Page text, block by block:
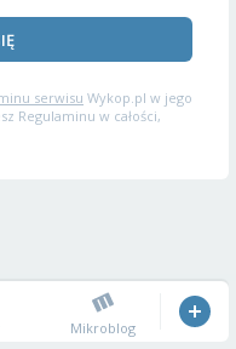
serwisu Wykop.pl w jego
Regulaminu w całości,
Mikroblog